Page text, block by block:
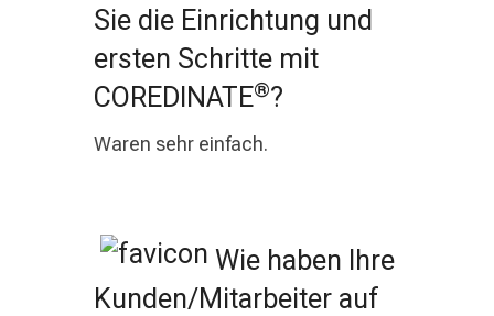
Sie die Einrichtung und
ersten Schritte mit
COREDINATE®?
Waren sehr einfach.
Wie haben Ihre
Kunden/Mitarbeiter auf